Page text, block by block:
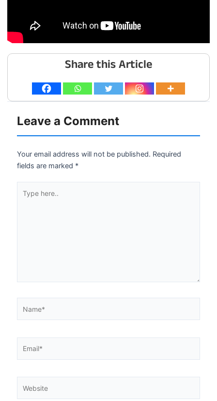
Share this Article
Leave a Comment
Your email address will not be published. Required
fields are marked *
here..